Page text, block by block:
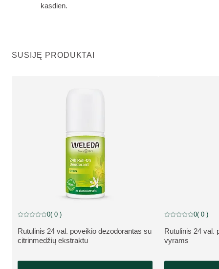
kasdien.
SUSIJĘ PRODUKTAI
APIE PRODUKTĄ:
Rutulinis 24 val. poveikio dezodorantas su
citrinmedžių ekstraktu
Dabartinis įvertinimas: 0 iš 5 žvaigždučių įvertino 0 klientų
0( 0 )
APIE
Rutulinis 24 val.
vyrams
Dabartinis0( 0 )